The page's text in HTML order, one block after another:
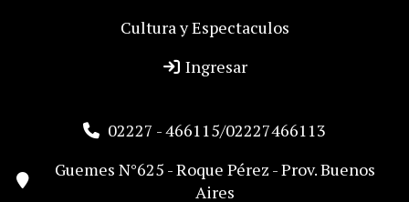
Cultura y Espectaculos
Ingresar
02227 - 466115/02227466113
Guemes N°625 - Roque Pérez - Prov. Buenos
Aires